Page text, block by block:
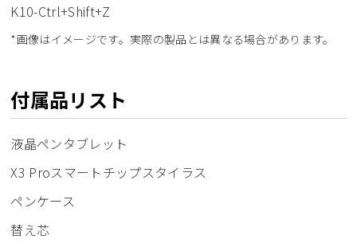
K10-Ctrl+Shift+Z
*画像はイメージです。実際の製品とは異なる場合があります。
付属品リスト
液晶ペンタブレット
X3 Proスマートチップスタイラス
ペンケース
替え芯